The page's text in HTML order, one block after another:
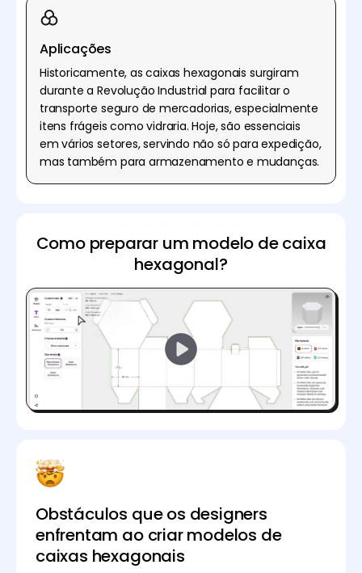
Aplicações
Historicamente, as caixas hexagonais surgiram
durante a Revolução Industrial para facilitar o
transporte seguro de mercadorias, especialmente
itens frágeis como vidraria. Hoje, são essenciais
em vários setores, servindo não só para expedição,
mas também para armazenamento e mudanças.
Como preparar um modelo de caixa
hexagonal?
Obstáculos que os designers
enfrentam ao criar modelos de
caixas hexagonais